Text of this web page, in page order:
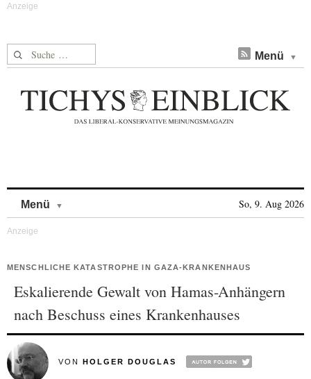
Suche nach: Menü
Menü So, 9. Aug 2026
MENSCHLICHE KATASTROPHE IN GAZA-KRANKENHAUS
Eskalierende Gewalt von Hamas-Anhängern
nach Beschuss eines Krankenhauses
VON HOLGER DOUGLAS